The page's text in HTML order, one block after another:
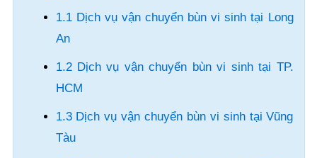
1.1 Dịch vụ vận chuyển bùn vi sinh tại Long
An
1.2 Dịch vụ vận chuyển bùn vi sinh tại TP.
HCM
1.3 Dịch vụ vận chuyển bùn vi sinh tại Vũng
Tàu